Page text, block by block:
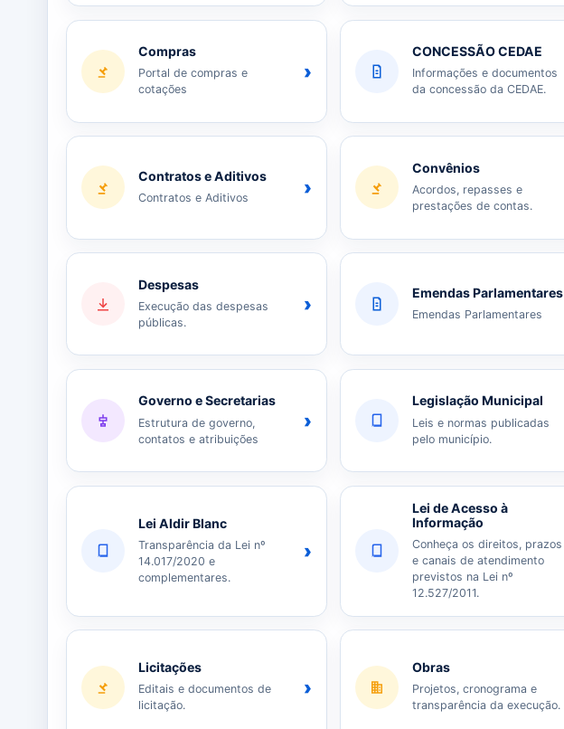
Compras
Portal de compras e
cotações
›
CONCESSÃO CEDAE
Informações e documentos
da concessão da CEDAE.
Contratos e Aditivos
Contratos e Aditivos ›
Convênios
Acordos, repasses e
prestações de contas.
Despesas
Execução das despesas
públicas.
›
Emendas Parlamentares
Emendas Parlamentares
Governo e Secretarias
Estrutura de governo,
contatos e atribuições
›
Legislação Municipal
Leis e normas publicadas
pelo município.
Lei Aldir Blanc
Transparência da Lei nº
14.017/2020 e
complementares.
›
Lei de Acesso à
Informação
Conheça os direitos, prazos
e canais de atendimento
previstos na Lei nº
12.527/2011.
Licitações
Editais e documentos de
licitação.
›
Obras
Projetos, cronograma e
transparência da execução.